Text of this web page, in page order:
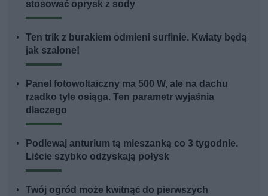
stosować oprysk z sody
Ten trik z burakiem odmieni surfinie. Kwiaty będą
jak szalone!
Panel fotowoltaiczny ma 500 W, ale na dachu
rzadko tyle osiąga. Ten parametr wyjaśnia
dlaczego
Podlewaj anturium tą mieszanką co 3 tygodnie.
Liście szybko odzyskają połysk
Twój ogród może kwitnąć do pierwszych